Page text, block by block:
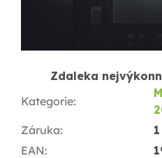
Zdaleka
Kategorie:
Záruka:
EAN: